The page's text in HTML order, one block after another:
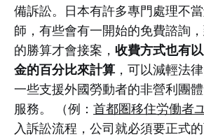
備訴訟。日本有許多專門處理不
師，有些會有一開始的免費諮詢
的勝算才會接案， 收費方式也有
金的百分比來計算 ，可以減輕法
一些支援外國勞動者的非營利團
服務。 （例： 首都圏移住労働者
入訴訟流程，公司就必須要正式